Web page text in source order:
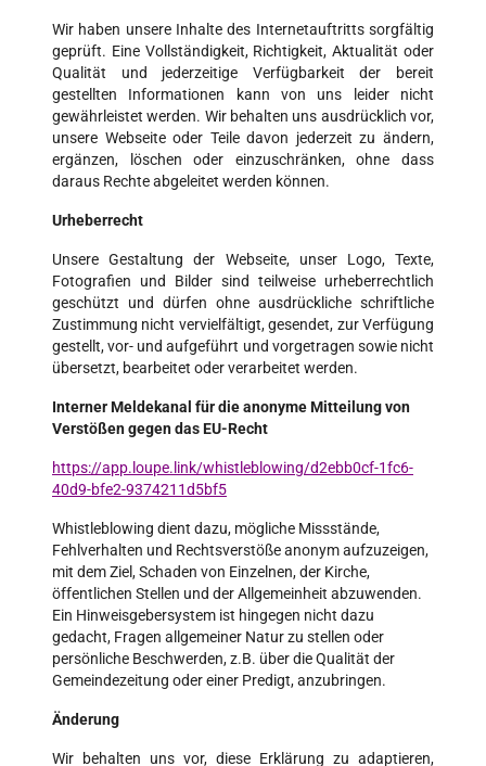
Wir haben unsere Inhalte des Internetauftritts sorgfältig
geprüft. Eine Vollständigkeit, Richtigkeit, Aktualität oder
Qualität und jederzeitige Verfügbarkeit der bereit
gestellten Informationen kann von uns leider nicht
gewährleistet werden. Wir behalten uns ausdrücklich vor,
unsere Webseite oder Teile davon jederzeit zu ändern,
ergänzen, löschen oder einzuschränken, ohne dass
daraus Rechte abgeleitet werden können.
Urheberrecht
Unsere Gestaltung der Webseite, unser Logo, Texte,
Fotografien und Bilder sind teilweise urheberrechtlich
geschützt und dürfen ohne ausdrückliche schriftliche
Zustimmung nicht vervielfältigt, gesendet, zur Verfügung
gestellt, vor- und aufgeführt und vorgetragen sowie nicht
übersetzt, bearbeitet oder verarbeitet werden.
Interner Meldekanal für die anonyme Mitteilung von
Verstößen gegen das EU-Recht
https://app.loupe.link/whistleblowing/d2ebb0cf-1fc6-
40d9-bfe2-9374211d5bf5
Whistleblowing dient dazu, mögliche Missstände,
Fehlverhalten und Rechtsverstöße anonym aufzuzeigen,
mit dem Ziel, Schaden von Einzelnen, der Kirche,
öffentlichen Stellen und der Allgemeinheit abzuwenden.
Ein Hinweisgebersystem ist hingegen nicht dazu
gedacht, Fragen allgemeiner Natur zu stellen oder
persönliche Beschwerden, z.B. über die Qualität der
Gemeindezeitung oder einer Predigt, anzubringen.
Änderung
Wir behalten uns vor, diese Erklärung zu adaptieren,